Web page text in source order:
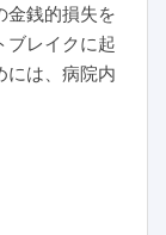
金銭的損失を
ブレイクに起
には、病院内